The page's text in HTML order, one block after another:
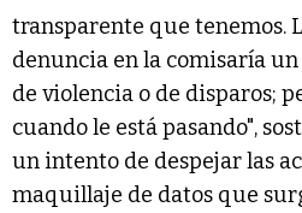
transparente que tenemos.
denuncia en la comisaría
de violencia o de disparos;
cuando le está pasando",
un intento de despejar las
maquillaje de datos que